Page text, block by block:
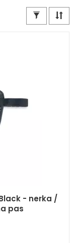
- nerka /
pas